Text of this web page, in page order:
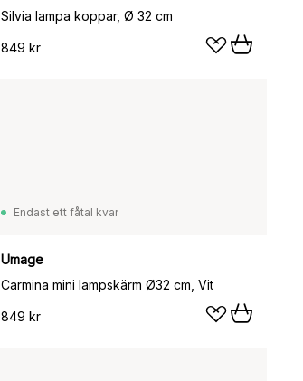
Silvia lampa koppar, Ø 32 cm
849 kr
Endast ett fåtal kvar
Umage
Carmina mini lampskärm Ø32 cm, Vit
849 kr